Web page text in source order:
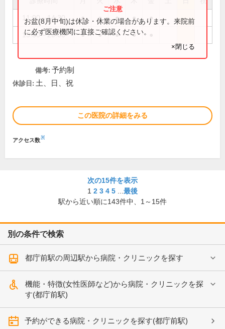
11:00～14:30 ● ● ● ● ●
15:30～20:00 ● ● ● ●
お盆(8月中旬)は休診・休業の場合があります。来院前
に必ず医療機関に直接ご確認ください。
×閉じる
備考: 予約制
休診日: 土、日、祝
この医院の詳細をみる
アクセス数※
次の15件を表示
1 2 3 4 5
最後
駅から近い順に143件中、 1～15件
別の条件で検索
都庁前駅の周辺駅から病院・クリニックを探す
機能・特徴(女性医師など)から病院・クリニックを探
す(都庁前駅)
予約ができる病院・クリニックを探す(都庁前駅)